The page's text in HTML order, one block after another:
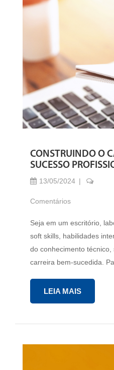
CONSTRUINDO O
SUCESSO
13/05/2024
Comentários
Seja em um escritório,
soft skills, habilidades
do conhecimento
carreira bem-sucedida.
LEIA MAIS